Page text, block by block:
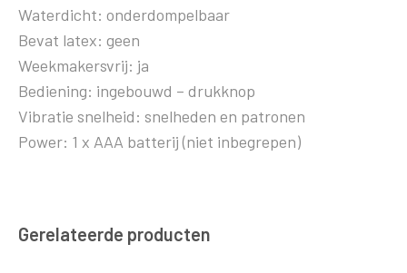
Waterdicht: onderdompelbaar
Bevat latex: geen
Weekmakersvrij: ja
Bediening: ingebouwd – drukknop
Vibratie snelheid: snelheden en patronen
Power: 1 x AAA batterij (niet inbegrepen)
Gerelateerde producten